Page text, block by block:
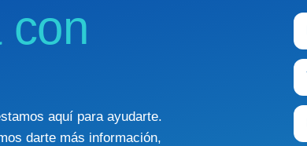
con
aquí para ayudarte.
darte más información,